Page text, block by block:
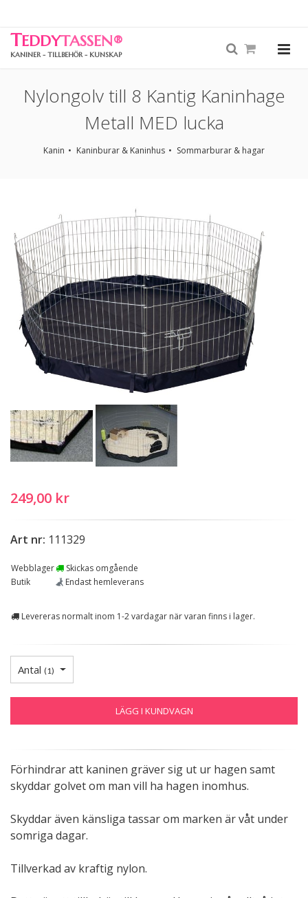
TEDDYTASSEN®
KANINER - TILLBEHÖR - KUNSKAP
Nylongolv till 8 Kantig Kaninhage
Metall MED lucka
Kanin Kaninburar & Kaninhus Sommarburar & hagar
249,00 kr
Art nr: 111329
Webblager
Skickas omgående
Butik
Endast hemleverans
Levereras normalt inom 1-2 vardagar när varan finns i lager.
Antal (1)
LÄGG I KUNDVAGN
Förhindrar att kaninen gräver sig ut ur hagen samt
skyddar golvet om man vill ha hagen inomhus.
Skyddar även känsliga tassar om marken är våt under
somriga dagar.
Tillverkad av kraftig nylon.